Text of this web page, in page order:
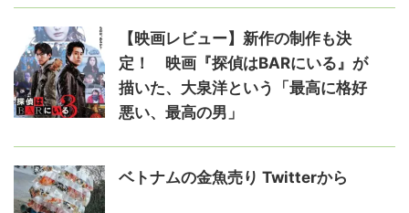
【映画レビュー】新作の制作も決
定！ 映画『探偵はBARにいる』が
描いた、大泉洋という「最高に格好
悪い、最高の男」
ベトナムの金魚売り Twitterから